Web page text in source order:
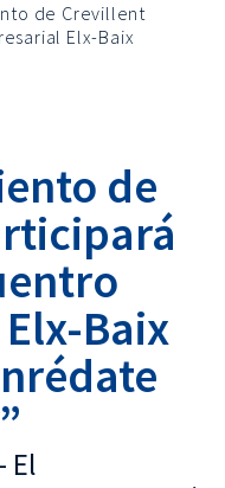
de Crevillent
Elx-Baix
de
Baix
El